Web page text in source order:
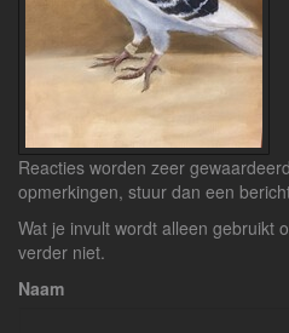
Reacties worden zeer
opmerkingen, stuur dan een
Wat je invult wordt alleen gebruikt
verder niet.
Naam